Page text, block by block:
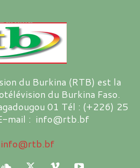
du Burkina (RTB) est la
du Burkina Faso.
01 Tél : (+226) 25
mail : info@rtb.bf
info@rtb.bf